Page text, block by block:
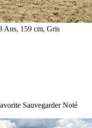
Ans, 159 cm, Gris
Sauvegarder Noté